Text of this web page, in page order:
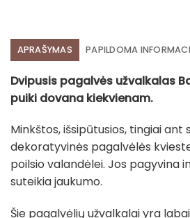
APRAŠYMAS PAPILDOMA
Dvipusis pagalvės užvalkalas
puiki dovana kiekvienam.
Minkštos, išsipūtusios, tingiai ant
dekoratyvinės pagalvėlės
poilsio valandėlei. Jos pagyvina
suteikia jaukumo.
Šie pagalvėlių užvalkalai yra